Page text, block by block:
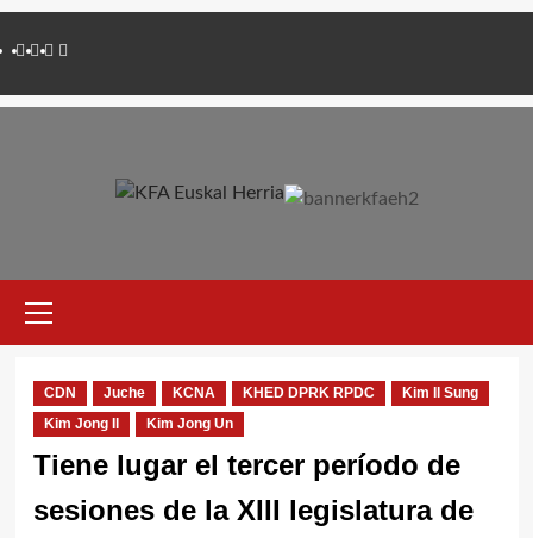
alTwitter
YouTube
Telegram
Facebook
primario
CDN Juche KCNA KHED DPRK RPDC
Kim Il Sung
Kim Jong Il
Kim Jong Un
Tiene lugar el tercer período de
sesiones de la XIII legislatura de